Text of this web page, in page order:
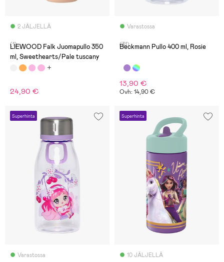
2 JÄLJELLÄ
(1)
LIEWOOD Falk Juomapullo 350
ml, Sweethearts/Pale tuscany
24,90 €
Varastossa
(31)
Beckmann Pullo 400 ml, Rosie
13,90 €
Ovh: 14,90 €
Superhinta
Varastossa
Superhinta
10 JÄLJELLÄ